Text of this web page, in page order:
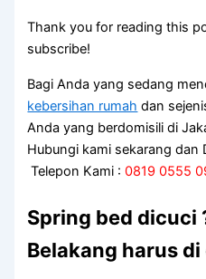
Thank you for reading this
subscribe!
Bagi Anda yang sedang
kebersihan rumah dan
Anda yang berdomisili di
Hubungi kami sekarang dan
Telepon Kami :0819 0555
Spring bed dicuci
Belakang harus